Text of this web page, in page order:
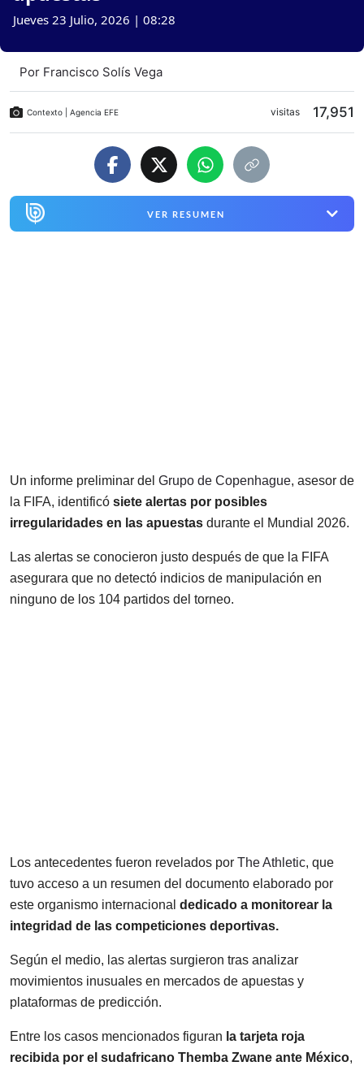
Jueves 23 Julio, 2026 | 08:28
Por Francisco Solís Vega
Contexto | Agencia EFE visitas 17,951
VER RESUMEN
Un informe preliminar del Grupo de Copenhague, asesor de
la FIFA, identificó siete alertas por posibles
irregularidades en las apuestas durante el Mundial 2026.
Las alertas se conocieron justo después de que la FIFA
asegurara que no detectó indicios de manipulación en
ninguno de los 104 partidos del torneo.
Los antecedentes fueron revelados por The Athletic, que
tuvo acceso a un resumen del documento elaborado por
este organismo internacional dedicado a monitorear la
integridad de las competiciones deportivas.
Según el medio, las alertas surgieron tras analizar
movimientos inusuales en mercados de apuestas y
plataformas de predicción.
Entre los casos mencionados figuran la tarjeta roja
recibida por el sudafricano Themba Zwane ante México,